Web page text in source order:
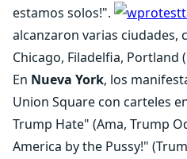
estamos solos!".
alcanzaron varias ciudades,
Chicago, Filadelfia, Portland
En Nueva York, los
Union Square con carteles
Trump Hate" (Ama, Trump
America by the Pussy!"